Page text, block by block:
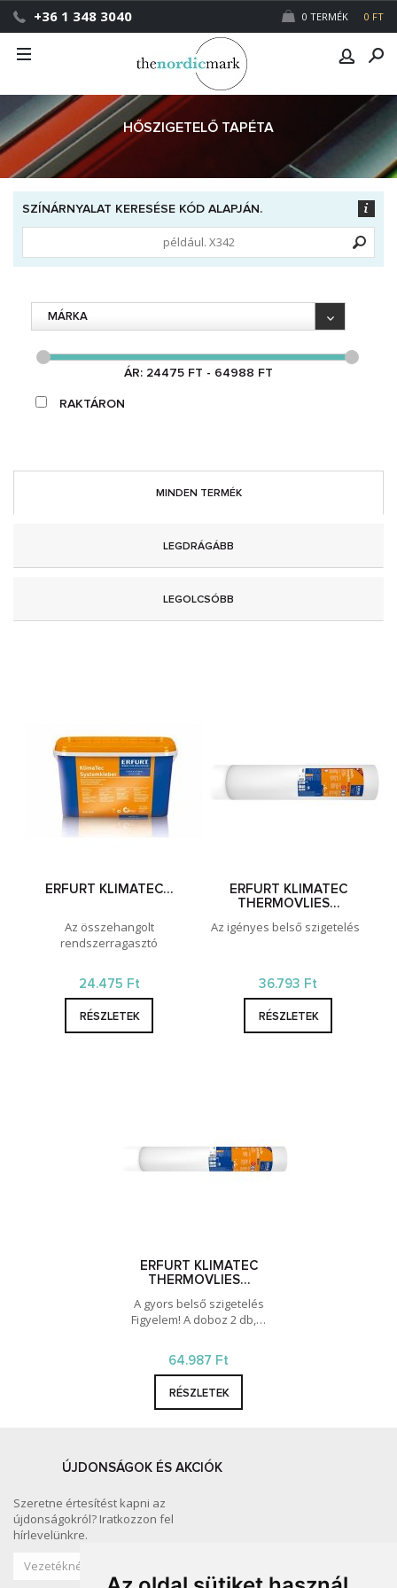
+36 1 348 3040 0 TERMÉK 0 FT
HŐSZIGETELŐ TAPÉTA
SZÍNÁRNYALAT KERESÉSE KÓD ALAPJÁN.
RAKTÁRON
MÁRKA
ÁR: 24475 FT - 64988 FT
MINDEN TERMÉK
LEGDRÁGÁBB
LEGOLCSÓBB
ERFURT KLIMATEC…
Az összehangolt
rendszerragasztó
24.475 Ft
RÉSZLETEK
ERFURT KLIMATEC
THERMOVLIES…
Az igényes belső szigetelés
36.793 Ft
RÉSZLETEK
ERFURT KLIMATEC
THERMOVLIES…
A gyors belső szigetelés
Figyelem! A doboz 2 db,…
64.987 Ft
RÉSZLETEK
ÚJDONSÁGOK ÉS AKCIÓK
Szeretne értesítést kapni az
újdonságokról? Iratkozzon fel
hírlevelünkre.